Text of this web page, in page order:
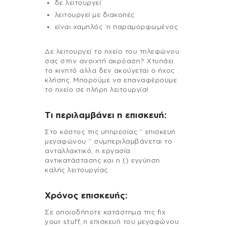
δε λειτουργεί
λειτουργεί με διακοπές
είναι χαμηλός ‘η παραμορφωμένος
Δε λειτουργεί το ηχείο του τηλεφώνου
σας στην ανοιχτή ακρόαση? Χτυπάει
το κινητό αλλα δεν ακούγεται ο ήχος
κλήσης. Μπορούμε να επαναφέρουμε
το ηχείο σε πλήρη λειτουργία!
Τι περιλαμβάνει η επισκευή:
Στo κόστος της υπηρεσίας ” επισκευή
μεγαφώνου ” συμπεριλαμβάνεται το
ανταλλακτικό, η εργασία
αντικατάστασης και η () εγγύηση
καλής λειτουργίας.
Χρόνος επισκευής:
Σε οποιοδήποτε κατάστημα της fix
your stuff, η επισκευή του μεγαφώνου